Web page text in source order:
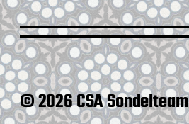
© 2026 CSA Sondelteam